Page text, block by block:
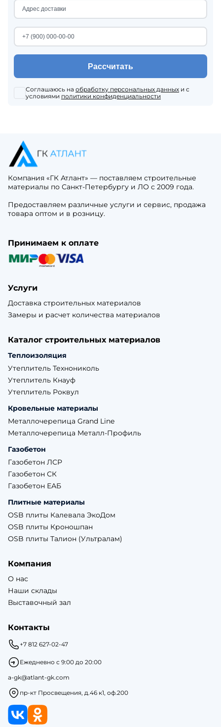
Рассчитать
Соглашаюсь на обработку персональных данных и с
условиями политики конфиденциальности
Компания «ГК Атлант» — поставляем строительные
материалы по Санкт-Петербургу и ЛО с 2009 года.
Предоставляем различные услуги и сервис, продажа
товара оптом и в розницу.
Принимаем к оплате
Услуги
Доставка строительных материалов
Замеры и расчет количества материалов
Каталог строительных материалов
Теплоизоляция
Утеплитель Технониколь
Утеплитель Кнауф
Утеплитель Роквул
Кровельные материалы
Металлочерепица Grand Line
Металлочерепица Металл-Профиль
Газобетон
Газобетон ЛСР
Газобетон СК
Газобетон ЕАБ
Плитные материалы
OSB плиты Калевала ЭкоДом
OSB плиты Кроношпан
OSB плиты Талион (Ультралам)
Компания
О нас
Наши склады
Выставочный зал
Контакты
+7 812 627-02-47
Ежедневно с 9:00 до 20:00
a-gk@atlant-gk.com
пр-кт Просвещения, д.46 к1, оф.200